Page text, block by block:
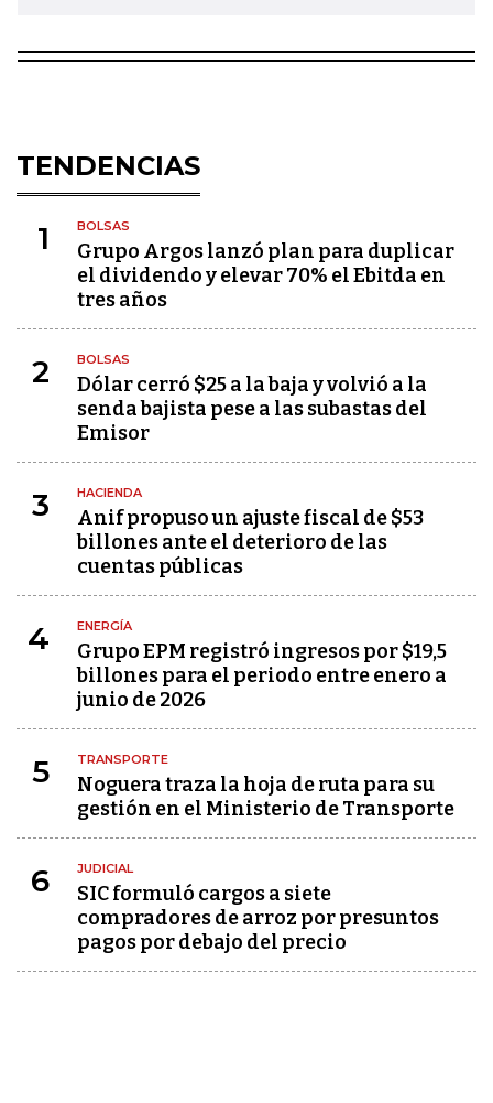
TENDENCIAS
1 BOLSAS
Grupo Argos lanzó plan para duplicar
el dividendo y elevar 70% el Ebitda en
tres años
2 BOLSAS
Dólar cerró $25 a la baja y volvió a la
senda bajista pese a las subastas del
Emisor
3 HACIENDA
Anif propuso un ajuste fiscal de $53
billones ante el deterioro de las
cuentas públicas
4 ENERGÍA
Grupo EPM registró ingresos por $19,5
billones para el periodo entre enero a
junio de 2026
5 TRANSPORTE
Noguera traza la hoja de ruta para su
gestión en el Ministerio de Transporte
6 JUDICIAL
SIC formuló cargos a siete
compradores de arroz por presuntos
pagos por debajo del precio